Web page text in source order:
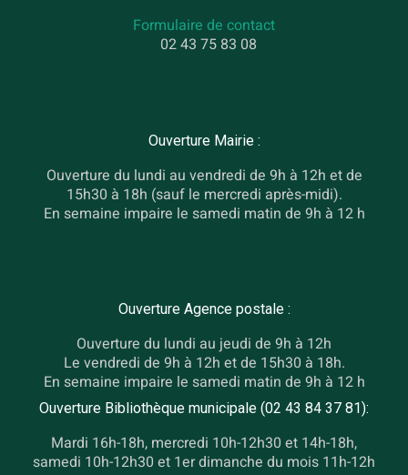
Formulaire de contact
02 43 75 83 08
Ouverture Mairie :
Ouverture du lundi au vendredi de 9h à 12h et de
15h30 à 18h (sauf le mercredi après-midi).
En semaine impaire le samedi matin de 9h à 12 h
Ouverture Agence postale :
Ouverture du lundi au jeudi de 9h à 12h
Le vendredi de 9h à 12h et de 15h30 à 18h.
En semaine impaire le samedi matin de 9h à 12 h
Ouverture Bibliothèque municipale (02 43 84 37 81):
Mardi 16h-18h, mercredi 10h-12h30 et 14h-18h,
samedi 10h-12h30 et 1er dimanche du mois 11h-12h